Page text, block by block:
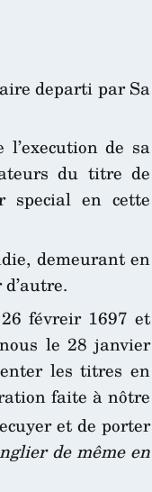
departi par Sa
de sa
du titre de
special en cette
demeurant en
févreir 1697 et
le 28 janvier
les titres en
faite à nôtre
et de porter
de même en